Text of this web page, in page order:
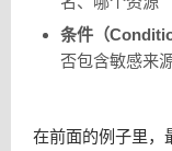
条件（
否包含敏感来
在前面的例子里，